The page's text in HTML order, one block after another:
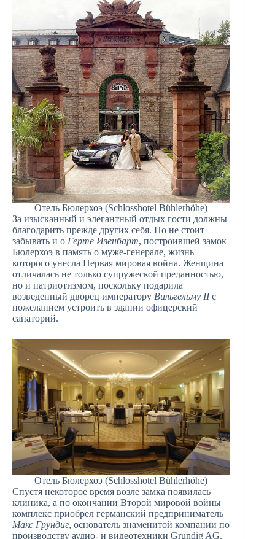
Отель Бюлерхоэ (Schlosshotel Bühlerhöhe)
За изысканный и элегантный отдых гости должны
благодарить прежде других себя. Но не стоит
забывать и о Герте Изенбарт, построившей замок
Бюлерхоэ в память о муже-генерале, жизнь
которого унесла Первая мировая война. Женщина
отличалась не только супружеской преданностью,
но и патриотизмом, поскольку подарила
возведенный дворец императору Вильгельму IIс
пожеланием устроить в здании офицерский
санаторий.
Отель Бюлерхоэ (Schlosshotel Bühlerhöhe)
Спустя некоторое время возле замка появилась
клиника, а по окончании Второй мировой войны
комплекс приобрел германский предприниматель
Макс Грундиг, основатель знаменитой компании по
производству аудио- и видеотехники Grundig AG.